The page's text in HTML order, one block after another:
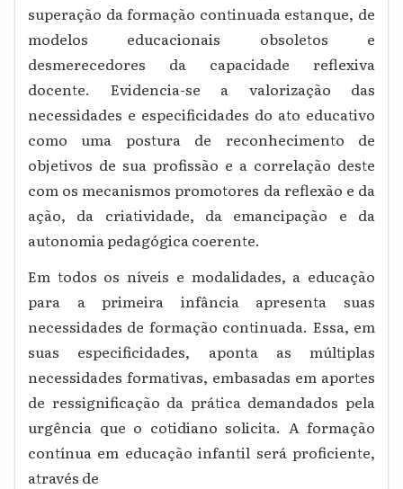
superação da formação continuada estanque, de
modelos educacionais obsoletos e
desmerecedores da capacidade reflexiva
docente. Evidencia-se a valorização das
necessidades e especificidades do ato educativo
como uma postura de reconhecimento de
objetivos de sua profissão e a correlação deste
com os mecanismos promotores da reflexão e da
ação, da criatividade, da emancipação e da
autonomia pedagógica coerente.
Em todos os níveis e modalidades, a educação
para a primeira infância apresenta suas
necessidades de formação continuada. Essa, em
suas especificidades, aponta as múltiplas
necessidades formativas, embasadas em aportes
de ressignificação da prática demandados pela
urgência que o cotidiano solicita. A formação
contínua em educação infantil será proficiente,
através de